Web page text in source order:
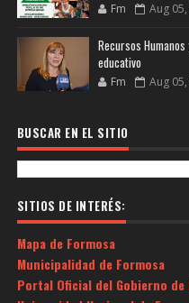
Fm Aug
Recursos
educativo
Fm Aug
BUSCAR EN EL SITIO
SITIOS DE INTERÉS:
Mapa de Formosa
Municipalidad de Formosa
Portal Oficial del Gobierno de